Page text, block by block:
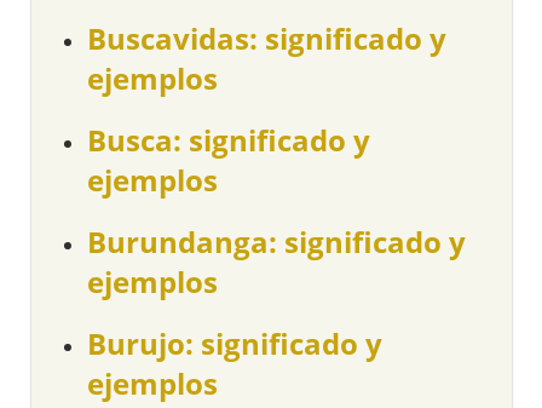
Buscavidas: significado y
ejemplos
Busca: significado y
ejemplos
Burundanga: significado y
ejemplos
Burujo: significado y
ejemplos